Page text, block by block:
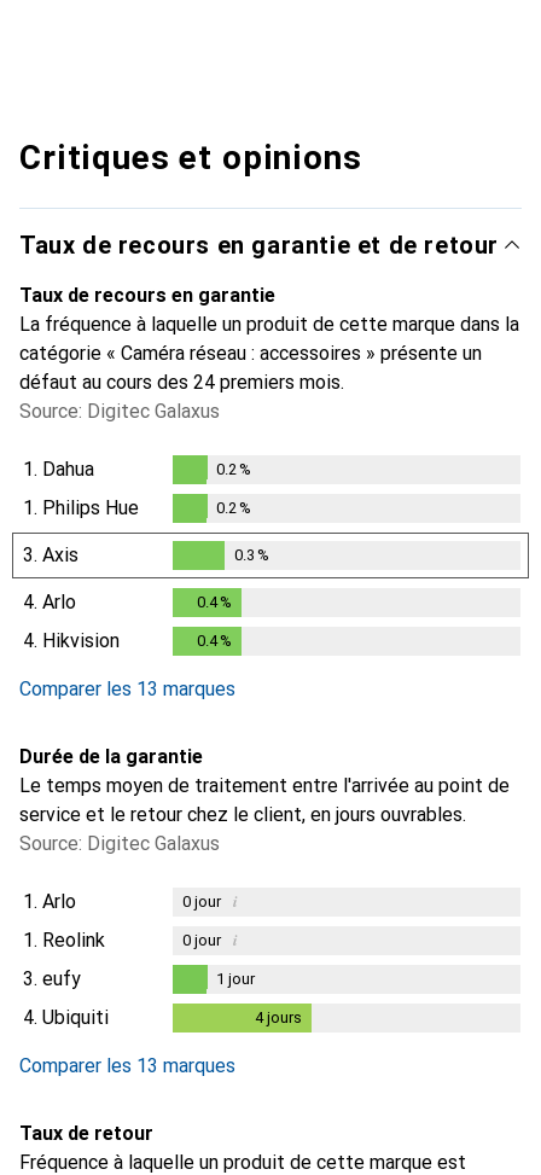
Critiques et opinions
Taux de recours en garantie et de retour
Taux de recours en garantie
La fréquence à laquelle un produit de cette marque dans la
catégorie « Caméra réseau : accessoires » présente un
défaut au cours des 24 premiers mois.
Source: Digitec Galaxus
1. Dahua
0.2%
0.2 %
1. Philips Hue
0.2%
0.2 %
3. Axis
0.3%
0.3 %
4. Arlo 0.4%
4. Hikvision 0.4%
Comparer les 13 marques
Durée de la garantie
Le temps moyen de traitement entre l'arrivée au point de
service et le retour chez le client, en jours ouvrables.
Source: Digitec Galaxus
1. Arlo 0jour i
1. Reolink 0jour i
3. eufy
jour
1 jour
4. Ubiquiti 4jours
Comparer les 13 marques
Taux de retour
Fréquence à laquelle un produit de cette marque est